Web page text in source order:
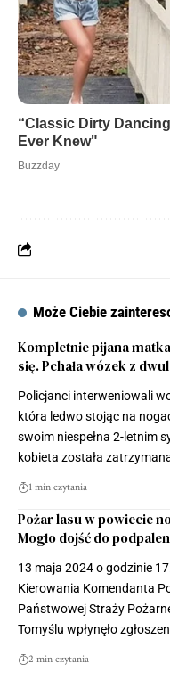
Może Ciebie
Kompletnie pijana
się. Pchała wózek z
Policjanci interweniowali
która ledwo stojąc na
swoim niespełna 2-letnim
kobieta została
1 min czytania
Pożar lasu w powiecie
Mogło dojść do
13 maja 2024 o godzinie
Kierowania Komendanta
Państwowej Straży
Tomyślu wpłynęło
2 min czytania